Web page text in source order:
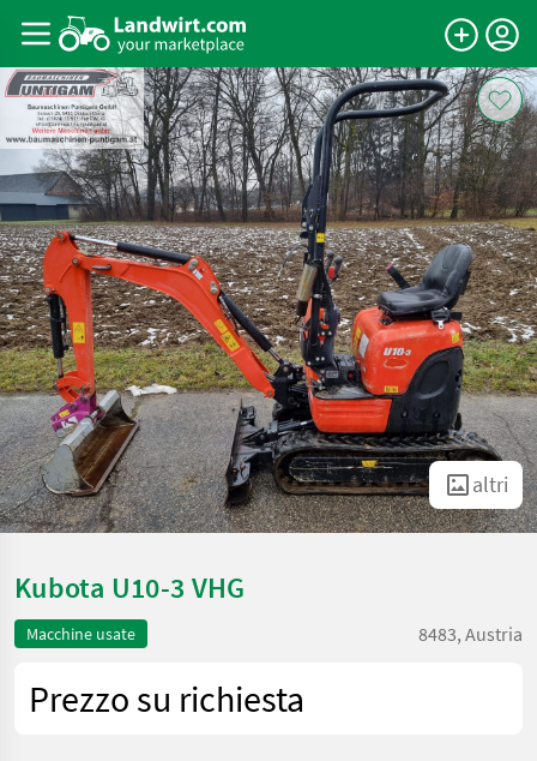
altri
Kubota U10-3 VHG
Macchine usate 8483, Austria
Prezzo su richiesta